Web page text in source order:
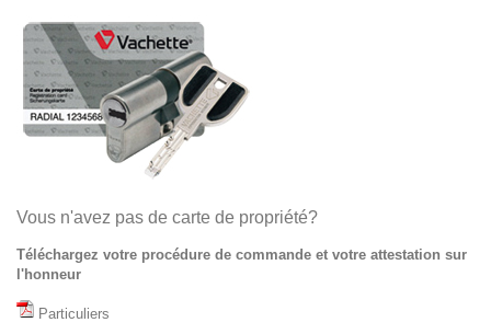
Vous n'avez pas de carte de propriété?
Téléchargez votre procédure de commande et votre attestation sur
l'honneur
Particuliers